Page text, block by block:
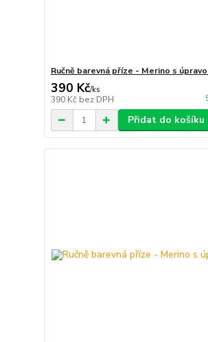
Ručně barevná příze - Merino s
390 Kč/ks
390 Kč bez DPH
Přidat do košíku